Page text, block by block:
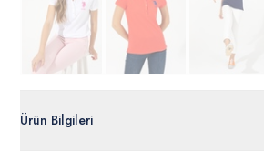
Ürün Bilgileri